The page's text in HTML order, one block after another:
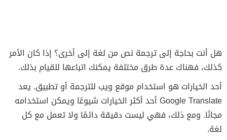
هل أنت بحاجة إلى ترجمة نص من لغة إلى أخرى؟ إذا كان الأمر
كذلك، فهناك عدة طرق مختلفة يمكنك اتباعها للقيام بذلك.
أحد الخيارات هو استخدام موقع ويب للترجمة أو تطبيق. يعد
Google Translate أحد أكثر الخيارات شيوعًا ويمكن استخدامه
مجانًا. ومع ذلك، فهي ليست دقيقة دائمًا ولا تعمل مع كل
لغة.